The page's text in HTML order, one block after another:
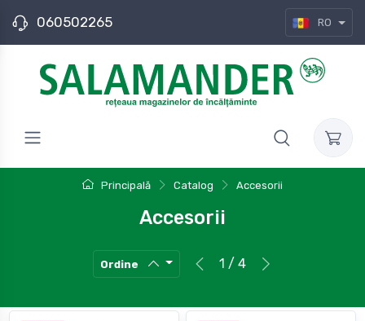
060502265 RO
Principală Catalog Accesorii
Accesorii
Ordine 1 / 4